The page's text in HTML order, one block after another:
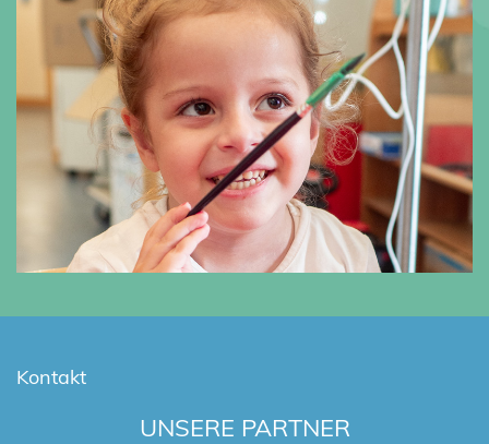
Kontakt
UNSERE PARTNER